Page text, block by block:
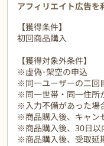
アフィリエイト広告を
【獲得条件】
初回商品購入
【獲得対象外条件】
※虚偽･架空の申込
※同一ユーザーの二回
※同一世帯・同一住所
※入力不備があった場
※商品購入後、キャン
※商品購入後、30日以
※商品購入後、受取延